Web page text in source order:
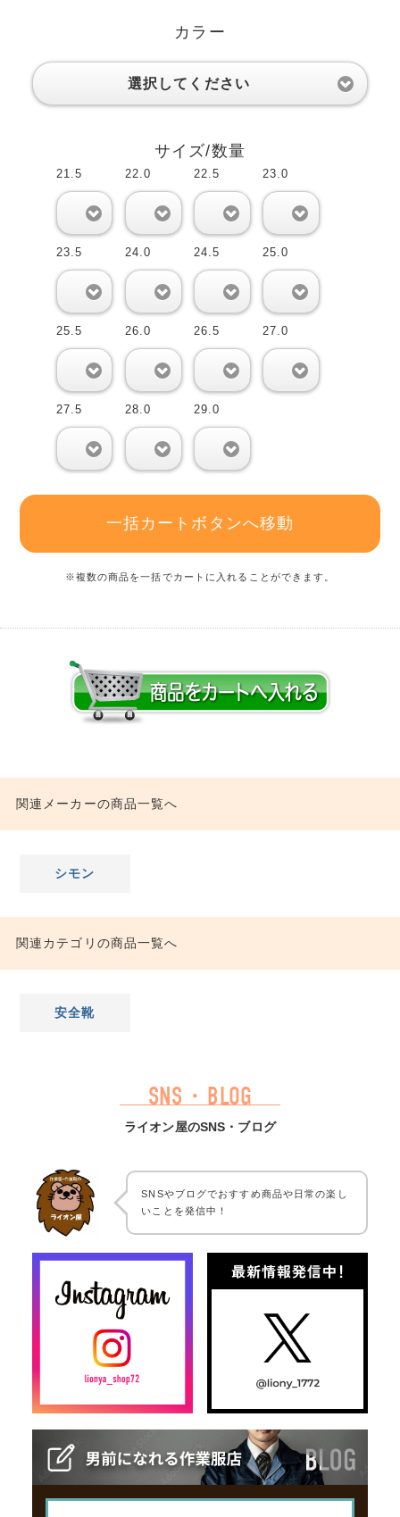
カラー
選択してください
サイズ/数量
21.5 22.0 22.5 23.0
23.5 24.0 24.5 25.0
25.5 26.0 26.5 27.0
27.5 28.0 29.0
一括カートボタンへ移動
※複数の商品を一括でカートに入れることができます。
関連メーカーの商品一覧へ
シモン
関連カテゴリの商品一覧へ
安全靴
SNS・BLOG
ライオン屋のSNS・ブログ
SNSやブログでおすすめ商品や日常の楽し
いことを発信中！